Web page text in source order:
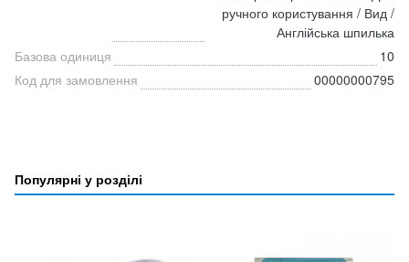
ручного користування / Вид /
Англійська шпилька
Базова одиниця
10
Код для замовлення
00000000795
Популярні у розділі